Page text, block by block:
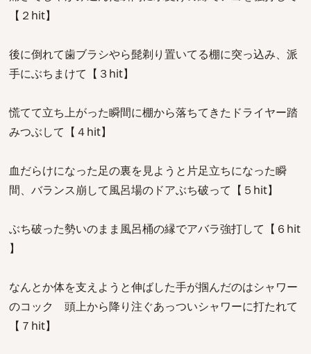
【２hit】
後に倒れて歯ブラシやら髭剃り置いてる棚に突っ込み、派
手にぶちまけて【３hit】
慌てて立ち上がった瞬間に棚から落ちてきたドライヤー踏
みつぶして【４hit】
血だらけになった足の裏を見ようと片足立ちになった瞬
間、バランス崩して風呂場のドアぶち破って【５hit】
ぶち破った勢いのまま風呂桶の縁でアバラ強打して【６hit
】
なんとか体を支えようと伸ばした手が掴んだのはシャワー
のコック 頭上から降り注ぐあっついシャワーに打たれて
【７hit】